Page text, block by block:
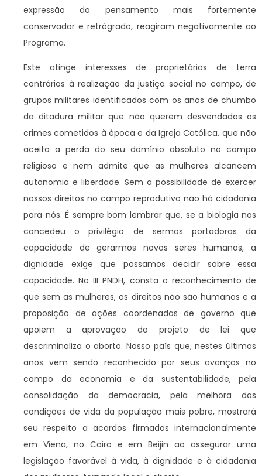
expressão do pensamento mais fortemente
conservador e retrógrado, reagiram negativamente ao
Programa.
Este atinge interesses de proprietários de terra
contrários à realização da justiça social no campo, de
grupos militares identificados com os anos de chumbo
da ditadura militar que não querem desvendados os
crimes cometidos à época e da Igreja Católica, que não
aceita a perda do seu domínio absoluto no campo
religioso e nem admite que as mulheres alcancem
autonomia e liberdade. Sem a possibilidade de exercer
nossos direitos no campo reprodutivo não há cidadania
para nós. É sempre bom lembrar que, se a biologia nos
concedeu o privilégio de sermos portadoras da
capacidade de gerarmos novos seres humanos, a
dignidade exige que possamos decidir sobre essa
capacidade. No III PNDH, consta o reconhecimento de
que sem as mulheres, os direitos não são humanos e a
proposição de ações coordenadas de governo que
apoiem a aprovação do projeto de lei que
descriminaliza o aborto. Nosso país que, nestes últimos
anos vem sendo reconhecido por seus avanços no
campo da economia e da sustentabilidade, pela
consolidação da democracia, pela melhora das
condições de vida da população mais pobre, mostrará
seu respeito a acordos firmados internacionalmente
em Viena, no Cairo e em Beijin ao assegurar uma
legislação favorável à vida, à dignidade e à cidadania